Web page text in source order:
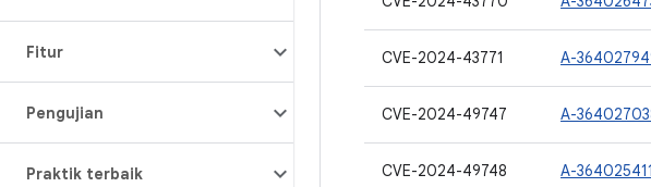
Fitur
Pengujian
Praktik terbaik
CVE-2024-43771 A-
CVE-2024-49747 A-
CVE-2024-49748 A-364025411